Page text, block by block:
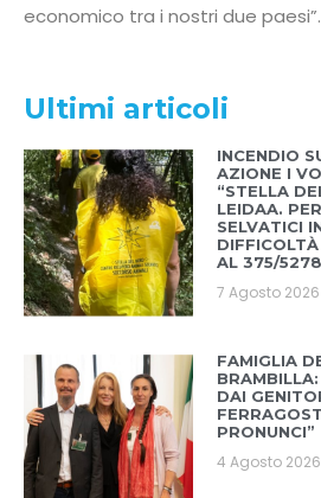
economico tra i nostri due paesi”.
Ultimi articoli
INCENDIO
AZIONE I
“STELLA
LEIDAA.
SELVATICI
AL 375/
7 Agosto 2026
FAMIGLIA
DAI
PRONUNCI”
4 Agosto 2026